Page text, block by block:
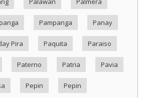
Pampanga Panay
Pira Paquita Paraiso
Paterno Patria Pavia
Pepin Pepin